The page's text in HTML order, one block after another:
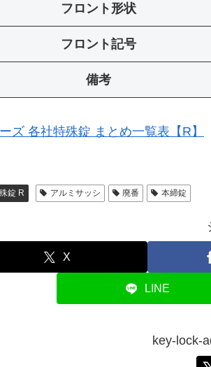
フロント形状
フロント記号
備考
ズ 各社特殊錠 まとめ一覧表【R】
錠 R アルミサッシ 廃番 本締錠
X
LINE
key-lock-